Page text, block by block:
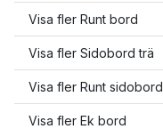
Visa fler Runt bord
Visa fler Sidobord trä
Visa fler Runt sidobord
Visa fler Ek bord